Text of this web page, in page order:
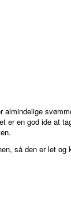
er en god ide at
så den er let og